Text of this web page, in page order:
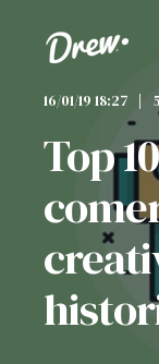
16/01/19 18:27
Top